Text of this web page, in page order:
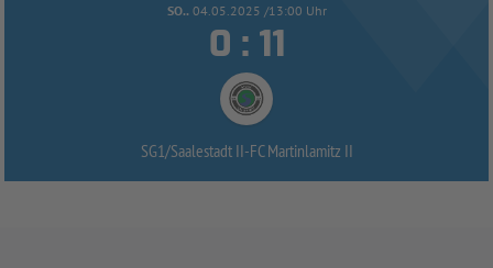
SO.. 04.05.2025 /13:00 Uhr
 : 
SG1/Saalestadt II-FC Martinlamitz II